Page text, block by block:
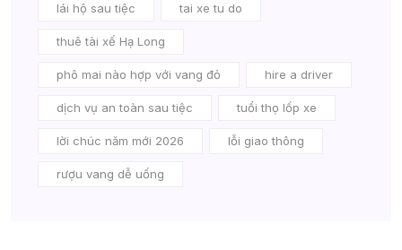
lái hộ sau tiệc tai xe tu do
thuê tài xế Hạ Long
phô mai nào hợp với vang đỏ hire a driver
dịch vụ an toàn sau tiệc tuổi thọ lốp xe
lời chúc năm mới 2026 lỗi giao thông
rượu vang dễ uống